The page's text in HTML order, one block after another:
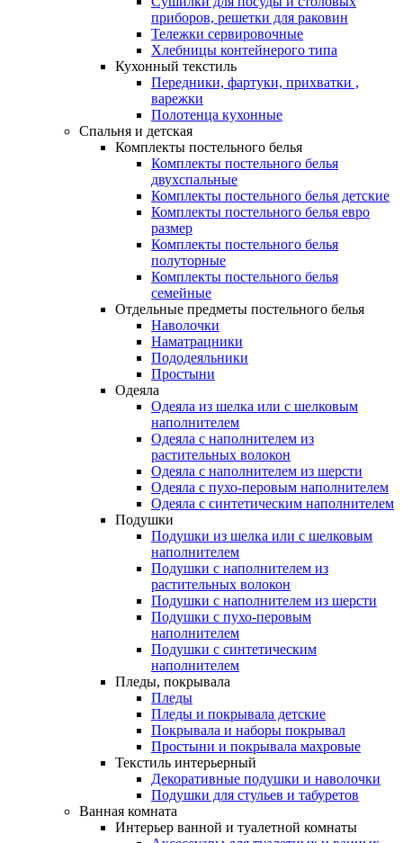
приборов, решетки для раковин
Тележки сервировочные
Хлебницы контейнерого типа
Кухонный текстиль
Передники, фартуки, прихватки ,
варежки
Полотенца кухонные
Спальня и детская
Комплекты постельного белья
Комплекты постельного белья
двухспальные
Комплекты постельного белья детские
Комплекты постельного белья евро
размер
Комплекты постельного белья
полуторные
Комплекты постельного белья
семейные
Отдельные предметы постельного белья
Наволочки
Наматрацники
Пододеяльники
Простыни
Одеяла
Одеяла из шелка или с шелковым
наполнителем
Одеяла с наполнителем из
растительных волокон
Одеяла с наполнителем из шерсти
Одеяла с пухо-перовым наполнителем
Одеяла с синтетическим наполнителем
Подушки
Подушки из шелка или с шелковым
наполнителем
Подушки с наполнителем из
растительных волокон
Подушки с наполнителем из шерсти
Подушки с пухо-перовым
наполнителем
Подушки с синтетическим
наполнителем
Пледы, покрывала
Пледы
Пледы и покрывала детские
Покрывала и наборы покрывал
Простыни и покрывала махровые
Текстиль интерьерный
Декоративные подушки и наволочки
Подушки для стульев и табуретов
Ванная комната
Интерьер ванной и туалетной комнаты